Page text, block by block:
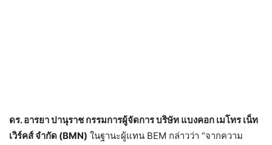
ดร. อารยา ปานุราช กรรมการผู้จัดการ บริษัท แบงคอก เมโทร เน็ท
เวิร์คส์ จำกัด (BMN) ในฐานะผู้แทน BEM กล่าวว่า “จากความ